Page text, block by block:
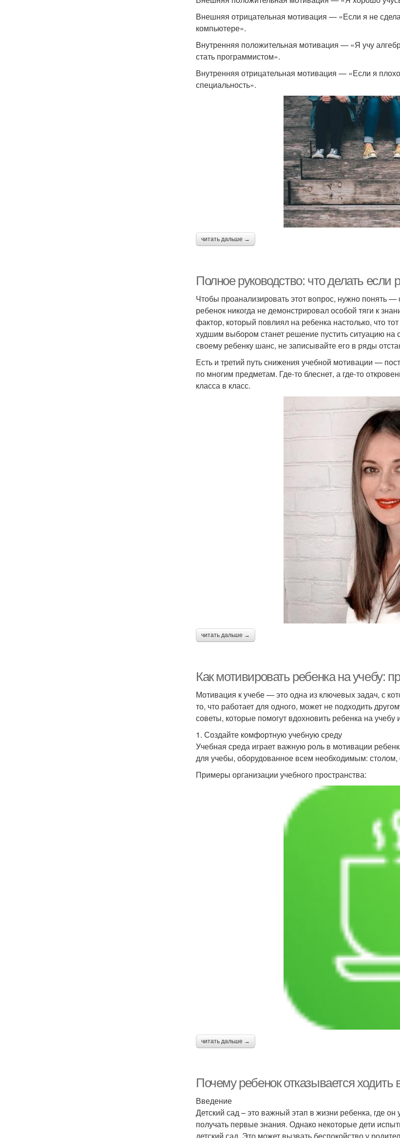
Внешняя отрицательная мотивация — «Если я не
компьютере».
Внутренняя положительная мотивация — «Я учу
стать программистом».
Внутренняя отрицательная мотивация — «Если я
специальность».
читать дальше →
Полное руководство: что делать если
Чтобы проанализировать этот вопрос, нужно понять
ребенок никогда не демонстрировал особой тяги к
фактор, который повлиял на ребенка настолько, что
худшим выбором станет решение пустить ситуацию
своему ребенку шанс, не записывайте его в ряды
Есть и третий путь снижения учебной мотивации —
по многим предметам. Где-то блеснет, а где-то
класса в класс.
читать дальше →
Как мотивировать ребенка на учебу:
Мотивация к учебе — это одна из ключевых задач, с
то, что работает для одного, может не подходить
советы, которые помогут вдохновить ребенка на
1. Создайте комфортную учебную среду
Учебная среда играет важную роль в мотивации
для учебы, оборудованное всем необходимым:
Примеры организации учебного пространства:
читать дальше →
Почему ребенок отказывается
Введение
Детский сад – это важный этап в жизни ребенка, где
получать первые знания. Однако некоторые дети